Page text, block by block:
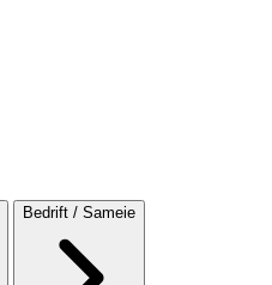
Bedrift / Sameie